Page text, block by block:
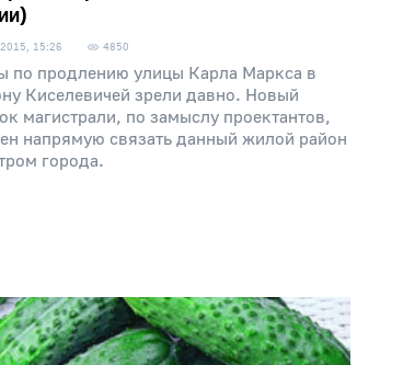
15:26 4850
по продлению улицы Карла Маркса в
Киселевичей зрели давно. Новый
магистрали, по замыслу проектантов,
напрямую связать данный жилой район
города.